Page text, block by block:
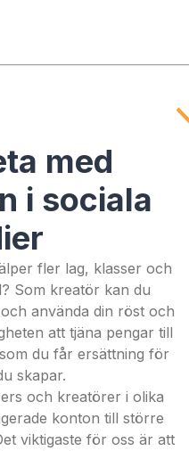
med
i sociala
fler lag, klasser och
Som kreatör kan du
använda din röst och
att tjäna pengar till
du får ersättning för
skapar.
och kreatörer i olika
konton till större
viktigaste för oss är att